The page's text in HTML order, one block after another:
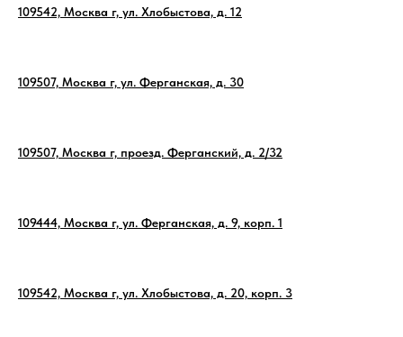
109542, Москва г, ул. Хлобыстова, д. 12
109507, Москва г, ул. Ферганская, д. 30
109507, Москва г, проезд. Ферганский, д. 2/32
109444, Москва г, ул. Ферганская, д. 9, корп. 1
109542, Москва г, ул. Хлобыстова, д. 20, корп. 3